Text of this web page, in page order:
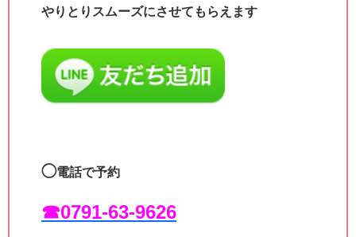
やりとりスムーズにさせてもらえます
◯電話で予約
☎︎0791-63-9626